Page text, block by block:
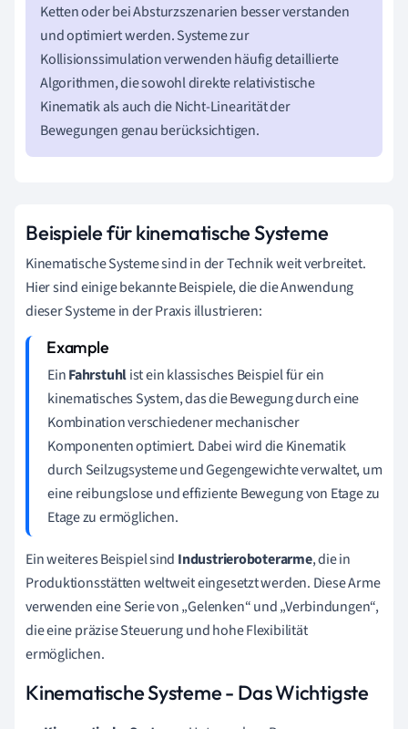
Ketten oder bei Absturzszenarien besser verstanden
und optimiert werden. Systeme zur
Kollisionssimulation verwenden häufig detaillierte
Algorithmen, die sowohl direkte relativistische
Kinematik als auch die Nicht-Linearität der
Bewegungen genau berücksichtigen.
Beispiele für kinematische Systeme
Kinematische Systeme sind in der Technik weit verbreitet.
Hier sind einige bekannte Beispiele, die die Anwendung
dieser Systeme in der Praxis illustrieren:
EinFahrstuhlist ein klassisches Beispiel für ein
kinematisches System, das die Bewegung durch eine
Kombination verschiedener mechanischer
Komponenten optimiert. Dabei wird die Kinematik
durch Seilzugsysteme und Gegengewichte verwaltet, um
eine reibungslose und effiziente Bewegung von Etage zu
Etage zu ermöglichen.
Ein weiteres Beispiel sind Industrieroboterarme, die in
Produktionsstätten weltweit eingesetzt werden. Diese Arme
verwenden eine Serie von „Gelenken“ und „Verbindungen“,
die eine präzise Steuerung und hohe Flexibilität
ermöglichen.
Kinematische Systeme - Das Wichtigste